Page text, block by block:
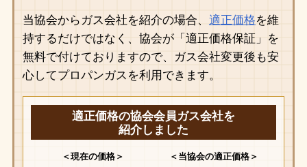
当協会からガス会社を紹介の場合、 適正価格を維
持するだけではなく、協会が「適正価格保証」を
無料で付けておりますので、ガス会社変更後も安
心してプロパンガスを利用できます。
適正価格の協会会員ガス会社を
紹介しました
＜現在の価格＞ ＜当協会の適正価格＞